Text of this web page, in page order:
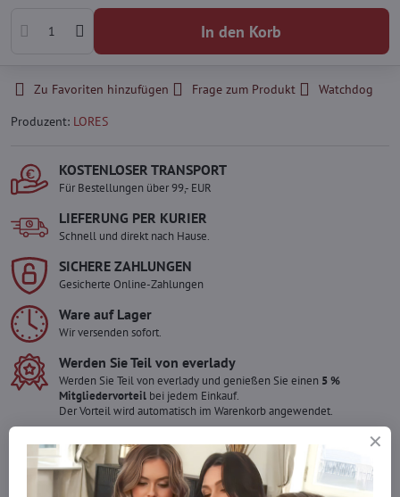
In den Korb
Zu Favoriten hinzufügen Frage zum Produkt
Watchdog
Produzent: LORES
KOSTENLOSER TRANSPORT
Für Bestellungen über 99,- EUR
LIEFERUNG PER KURIER
Schnell und direkt nach Hause.
SICHERE ZAHLUNGEN
Gesicherte Online-Zahlungen
Ware auf Lager
Wir versenden sofort.
Werden Sie Teil von everlady
Werden Sie Teil von everlady und genießen Sie einen 5 %
Mitgliedervorteil bei jedem Einkauf.
Der Vorteil wird automatisch im Warenkorb angewendet.
Möchten Sie mehr bestellen ?
Zögern Sie nicht, uns zu kontaktieren, wir füllen die Ware für Sie